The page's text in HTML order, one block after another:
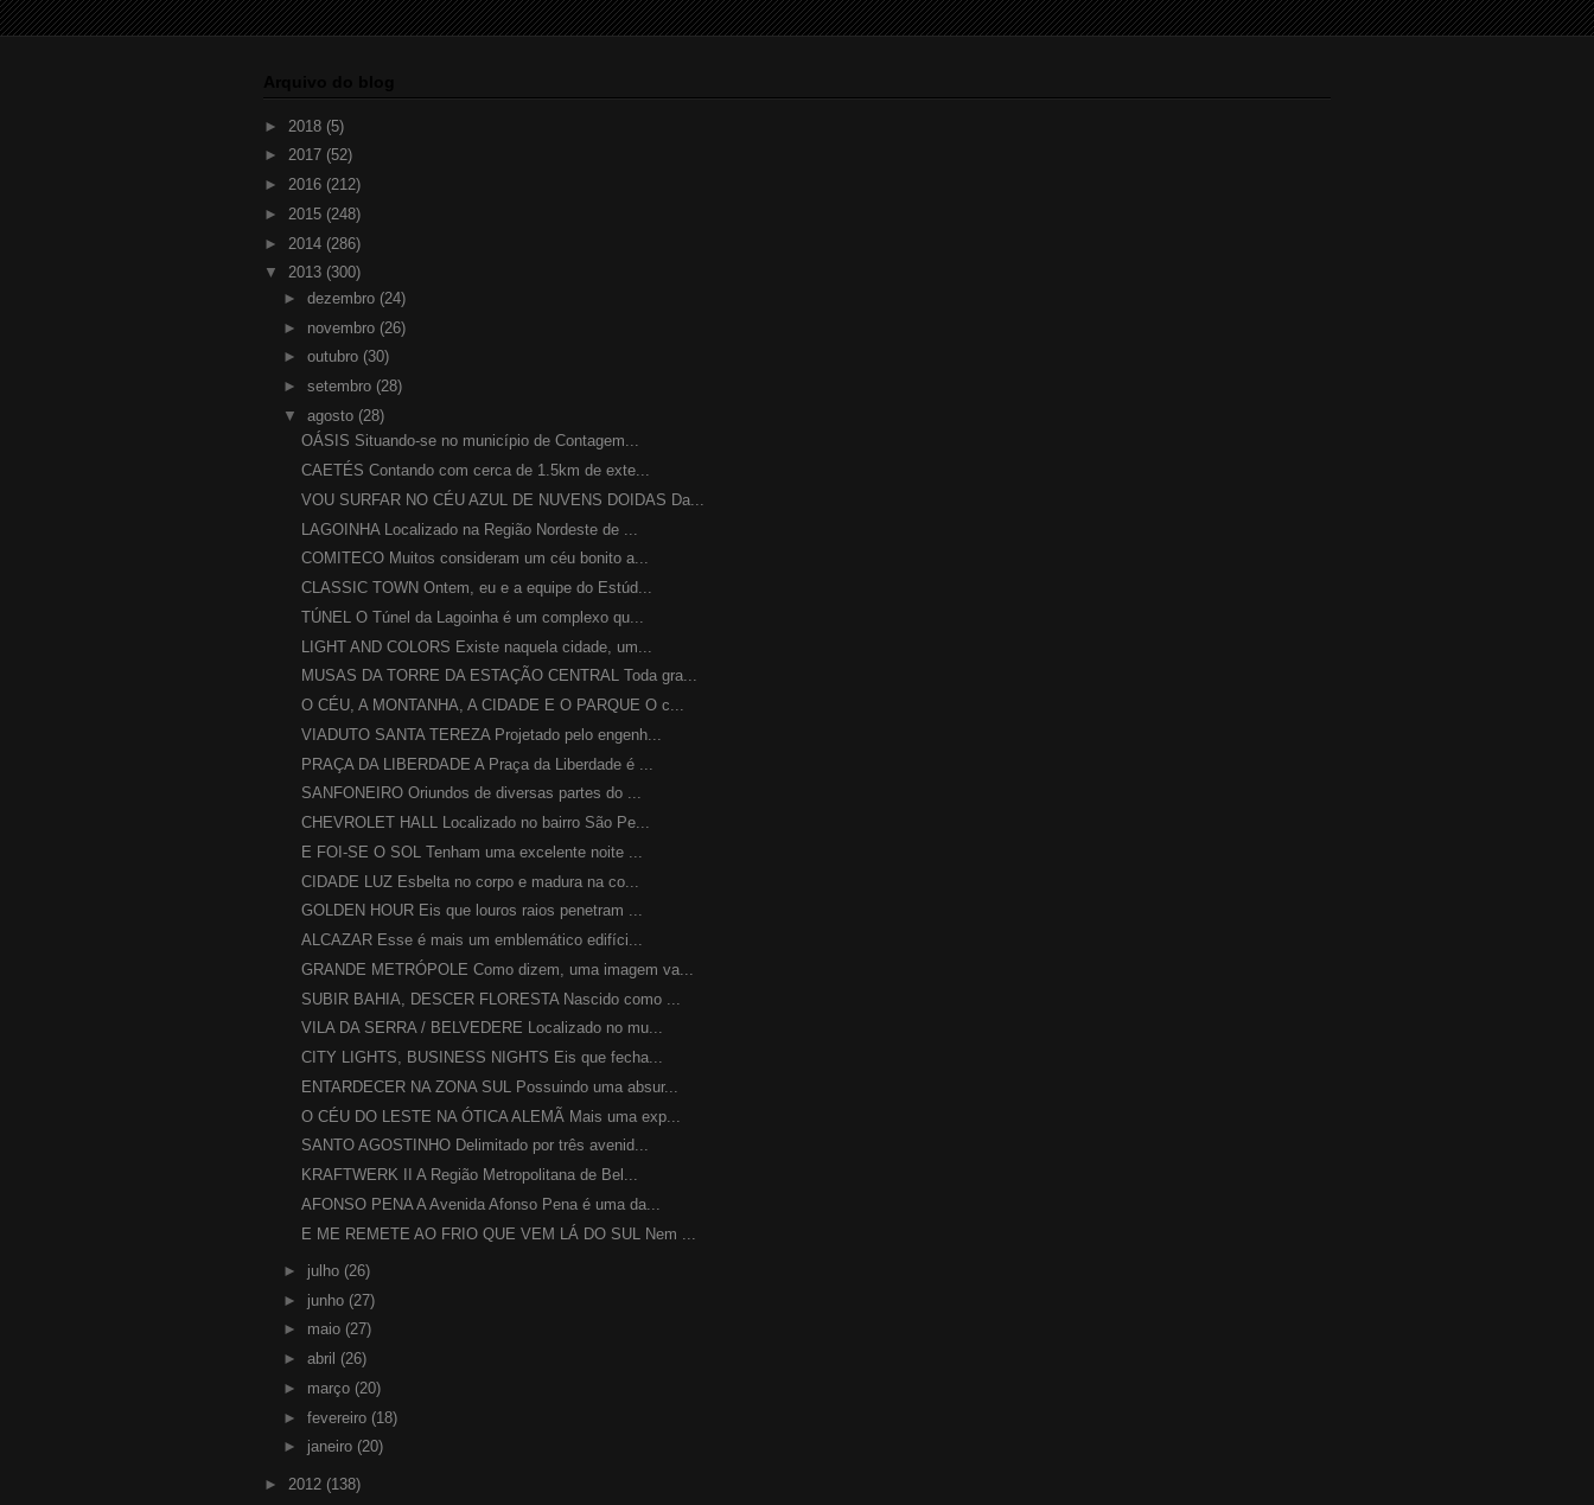
► 2018 (5)
► 2017 (52)
► 2016 (212)
► 2015 (248)
► 2014 (286)
▼ 2013 (300)
► dezembro (24)
► novembro (26)
► outubro (30)
► setembro (28)
▼ agosto (28)
OÁSIS Situando-se no município de Contagem...
CAETÉS Contando com cerca de 1.5km de exte...
VOU SURFAR NO CÉU AZUL DE NUVENS DOIDAS Da...
LAGOINHA Localizado na Região Nordeste de ...
COMITECO Muitos consideram um céu bonito a...
CLASSIC TOWN Ontem, eu e a equipe do Estúd...
TÚNEL O Túnel da Lagoinha é um complexo qu...
LIGHT AND COLORS Existe naquela cidade, um...
MUSAS DA TORRE DA ESTAÇÃO CENTRAL Toda gra...
O CÉU, A MONTANHA, A CIDADE E O PARQUE O c...
VIADUTO SANTA TEREZA Projetado pelo engenh...
PRAÇA DA LIBERDADE A Praça da Liberdade é ...
SANFONEIRO Oriundos de diversas partes do ...
CHEVROLET HALL Localizado no bairro São Pe...
E FOI-SE O SOL Tenham uma excelente noite ...
CIDADE LUZ Esbelta no corpo e madura na co...
GOLDEN HOUR Eis que louros raios penetram ...
ALCAZAR Esse é mais um emblemático edifíci...
GRANDE METRÓPOLE Como dizem, uma imagem va...
SUBIR BAHIA, DESCER FLORESTA Nascido como ...
VILA DA SERRA / BELVEDERE Localizado no mu...
CITY LIGHTS, BUSINESS NIGHTS Eis que fecha...
ENTARDECER NA ZONA SUL Possuindo uma absur...
O CÉU DO LESTE NA ÓTICA ALEMÃ Mais uma exp...
SANTO AGOSTINHO Delimitado por três avenid...
KRAFTWERK II A Região Metropolitana de Bel...
AFONSO PENA A Avenida Afonso Pena é uma da...
E ME REMETE AO FRIO QUE VEM LÁ DO SUL Nem ...
► julho (26)
► junho (27)
► maio (27)
► abril (26)
► março (20)
► fevereiro (18)
► janeiro (20)
► 2012 (138)